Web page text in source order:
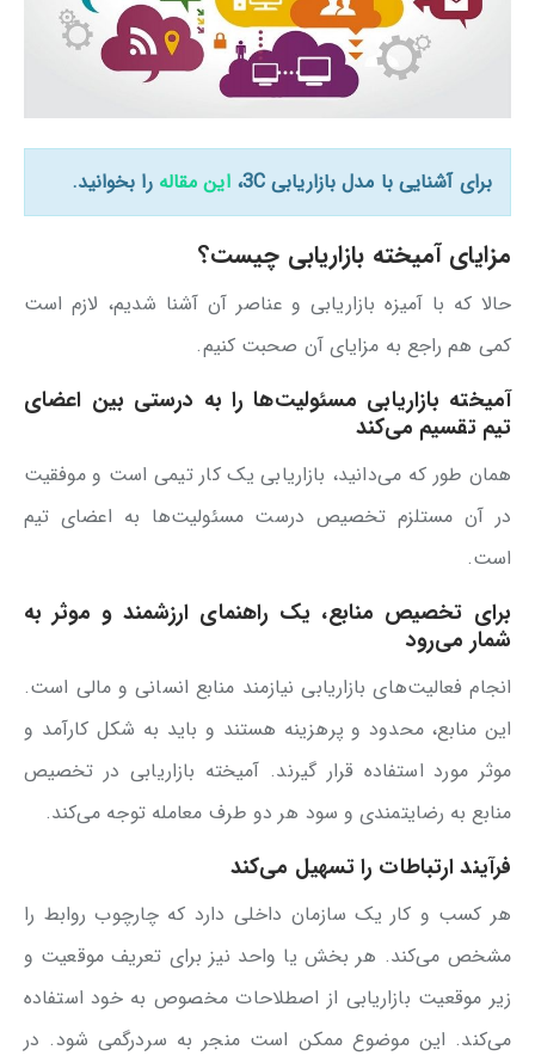
برای آشنایی با مدل بازاریابی 3C، این مقاله را بخوانید.
مزایای آمیخته بازاریابی چیست؟
حالا که با آمیزه بازاریابی و عناصر آن آشنا شدیم، لازم است
کمی هم راجع به مزایای آن صحبت کنیم.
آمیخته بازاریابی مسئولیت‌ها را به درستی بین اعضای
تیم تقسیم می‌کند
همان طور که می‌دانید، بازاریابی یک کار تیمی است و موفقیت
در آن مستلزم تخصیص درست مسئولیت‌ها به اعضای تیم
است.
برای تخصیص منابع، یک راهنمای ارزشمند و موثر به
شمار می‌رود
انجام فعالیت‌های بازاریابی نیازمند منابع انسانی و مالی است.
این منابع، محدود و پرهزینه هستند و باید به شکل کارآمد و
موثر مورد استفاده قرار گیرند. آمیخته بازاریابی در تخصیص
منابع به رضایتمندی و سود هر دو طرف معامله توجه می‌کند.
فرآیند ارتباطات را تسهیل می‌کند
هر کسب و کار یک سازمان داخلی دارد که چارچوب روابط را
مشخص می‌کند. هر بخش یا واحد نیز برای تعریف موقعیت و
زیر موقعیت بازاریابی از اصطلاحات مخصوص به خود استفاده
می‌کند. این موضوع ممکن است منجر به سردرگمی شود. در